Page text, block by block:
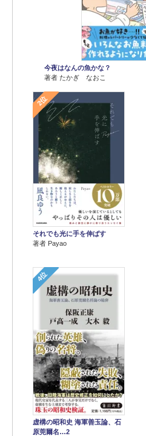
今夜はなんの魚かな？
著者 たかぎ なおこ
2位
それでも光に手を伸ばす
著者 Payao
4位
虚構の昭和史 海軍善玉論、石
原莞爾名…2